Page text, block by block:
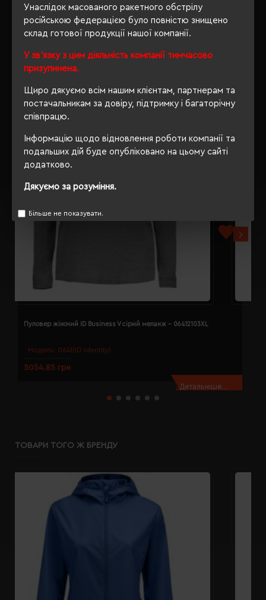
Унаслідок масованого ракетного обстрілу
російською федерацією було повністю знищено
склад готової продукції нашої компанії.
У зв'язку з цим діяльність компанії тимчасово
призупинена.
Щиро дякуємо всім нашим клієнтам, партнерам та
постачальникам за довіру, підтримку і багаторічну
співпрацю.
Інформацію щодо відновлення роботи компанії та
подальших дій буде опубліковано на цьому сайті
додатково.
Дякуємо за розуміння.
Більше не показувати.
Модель: 0641(ID identity)
Пуловер жіночий ID Business V сірий меланж - 06412103XL
5054.85 грн
Детальніше...
ТОВАРИ ТОГО Ж БРЕНДУ